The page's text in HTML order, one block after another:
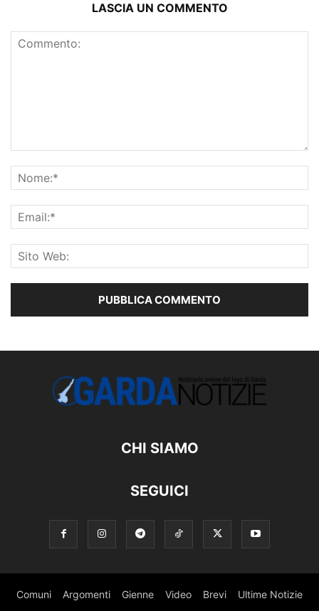
LASCIA UN COMMENTO
CHI SIAMO
SEGUICI
Comuni Argomenti Gienne Video Brevi Ultime Notizie